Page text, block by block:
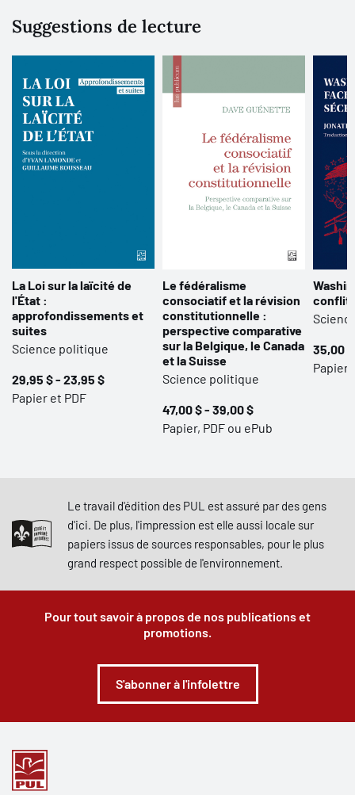
Suggestions de lecture
La Loi sur la laïcité de
l'État :
approfondissements et
suites
Science politique
29,95 $ - 23,95 $
Papier et PDF
Le fédéralisme
consociatif et la révision
constitutionnelle :
perspective comparative
sur la Belgique, le Canada
et la Suisse
Science politique
47,00 $ - 39,00 $
Papier, PDF ou ePub
35,00 $
Papier
Le travail d'édition des PUL est assuré par des gens
d'ici. De plus, l'impression est elle aussi locale sur
papiers issus de sources responsables, pour le plus
grand respect possible de l'environnement.
Pour tout savoir à propos de nos publications et
promotions.
S'abonner à l'infolettre